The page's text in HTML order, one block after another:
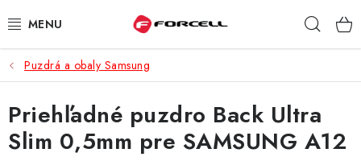
na
PUZDRÁ A OBALY
TVRDENÉ SKLÁ
DÁTOVÉ KÁBLE
Puzdrá a obaly Samsung
Priehľadné puzdro Back Ultra
Slim 0,5mm pre SAMSUNG A12